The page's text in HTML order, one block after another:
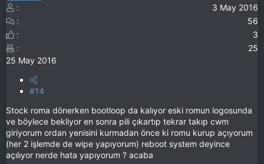
3 May 2016
56
3
25
25 May 2016
#14
Stock roma dönerken bootloop da kalıyor eski romun logosunda
ve böylece bekliyor en sonra pili çıkartıp tekrar takıp cwm
giriyorum ordan yenisini kurmadan önce ki romu kurup açıyorum
(her 2 işlemde de wipe yapıyorum) reboot system deyince
açılıyor nerde hata yapıyorum ? acaba